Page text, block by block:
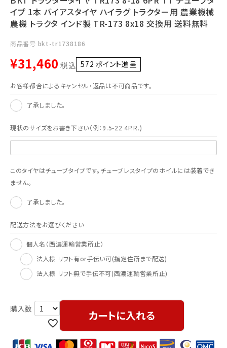
メールでのお問い合わせ
info@agriz.net
FAXでのご注文
0739-72-4532
イプ 1本 バイアスタイヤ ハイラグ トラクター用 農業機械
農機 トラクタ インド製 TR-173 8x18 交換用 送料無料
商品番号 bkt-tr1738186
¥31,460 税込 572 ポイント進呈 ]
お客様都合によるキャンセル・返品は不可商品です。
了承しました。
現状のサイズをお書き下さい（例：9.5-22 4P.R.)
このタイヤはチューブタイプです。チューブレスタイプのホイルには装着でき
ません。
了承しました。
配送方法をお選びください
個人名（西濃運輸営業所止）
法人様 リフト有or手伝い可(指定住所まで配送)
法人様 リフト無で手伝不可(西濃運輸営業所止)
カートに入れる